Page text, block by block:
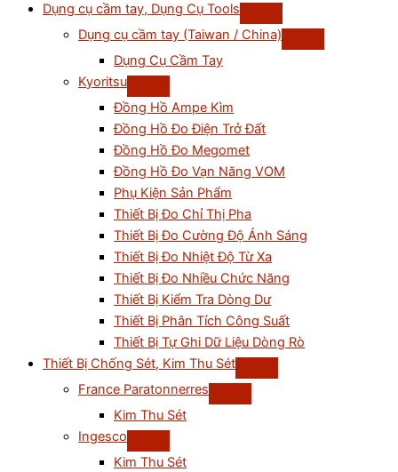
Dụng cụ cầm tay, Dụng Cụ Tools
Dụng cụ cầm tay (Taiwan / China)
Dụng Cụ Cầm Tay
Kyoritsu
Đồng Hồ Ampe Kìm
Đồng Hồ Đo Điện Trở Đất
Đồng Hồ Đo Megomet
Đồng Hồ Đo Vạn Năng VOM
Phụ Kiện Sản Phẩm
Thiết Bị Đo Chỉ Thị Pha
Thiết Bị Đo Cường Độ Ánh Sáng
Thiết Bị Đo Nhiệt Độ Từ Xa
Thiết Bị Đo Nhiều Chức Năng
Thiết Bị Kiểm Tra Dòng Dư
Thiết Bị Phân Tích Công Suất
Thiết Bị Tự Ghi Dữ Liệu Dòng Rò
Thiết Bị Chống Sét, Kim Thu Sét
France Paratonnerres
Kim Thu Sét
Ingesco
Kim Thu Sét